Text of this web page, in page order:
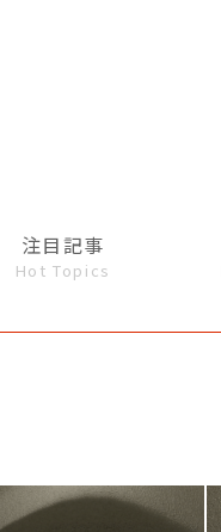
注目記事
Hot Topics